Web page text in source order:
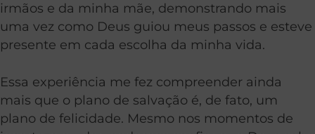
irmãos e da minha mãe, demonstrando mais
uma vez como Deus guiou meus passos e esteve
presente em cada escolha da minha vida.
Essa experiência me fez compreender ainda
mais que o plano de salvação é, de fato, um
plano de felicidade. Mesmo nos momentos de